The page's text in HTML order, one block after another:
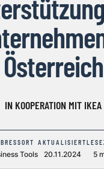
Österreich
IN KOOPERATION MIT IKEA
Tools
AKTUALISIERT
20.11.2024 5